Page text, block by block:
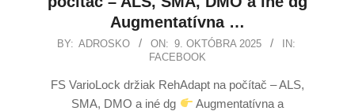
Augmentatívna …
BY: ADROSKO ON: 9. OKTÓBRA 2025
IN:
FACEBOOK
FS VarioLock držiak RehAdapt na počítač – ALS,
SMA, DMO a iné dg
Augmentatívna a